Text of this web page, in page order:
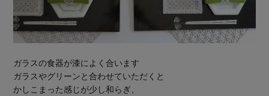
ガラスの食器が漆によく合います
ガラスやグリーンと合わせていただくと
かしこまった感じが少し和らぎ、